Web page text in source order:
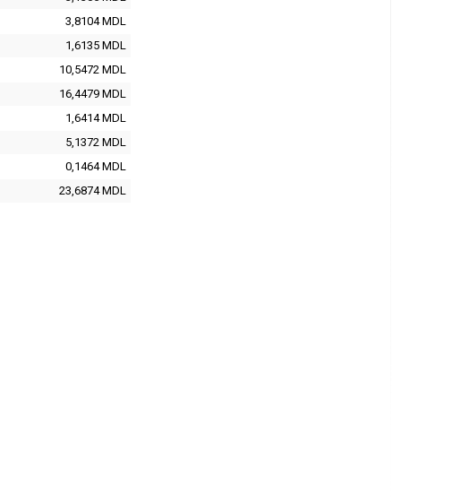
3,8104 MDL
1,6135 MDL
10,5472 MDL
16,4479 MDL
1,6414 MDL
5,1372 MDL
0,1464 MDL
23,6874 MDL